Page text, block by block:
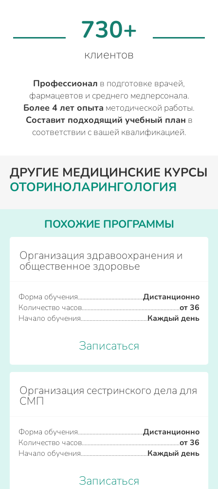
730+
клиентов
Профессионал в подготовке врачей,
фармацевтов и среднего медперсонала.
Более 4 лет опыта методической работы.
Составит подходящий учебный план в
соответствии с вашей квалификацией.
ДРУГИЕ МЕДИЦИНСКИЕ КУРСЫ
ОТОРИНОЛАРИНГОЛОГИЯ
ПОХОЖИЕ ПРОГРАММЫ
Организация здравоохранения и
общественное здоровье
Форма обучения
Дистанционно
Количество часов
от 36
Начало обучения
Каждый день
Записаться
Организация сестринского дела для
СМП
Форма обучения
Дистанционно
Количество часов
от 36
Начало обучения
Каждый день
Записаться